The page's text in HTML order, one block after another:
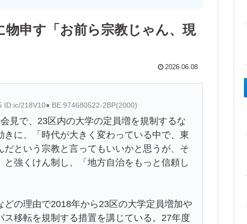
申す「お前ら宗教じゃん、現
2026.06.08
218V10● BE:974680522-2BP(2000)
見で、23区内の大学の定員増を規制するな
に、「時代が大きく変わっている中で、東
という宗教と言ってもいいかと思うが、そ
強くけん制し、「地方自治をもっと信頼し
の理由で2018年から23区の大学定員増加や
移転を規制する措置を講じている。27年度